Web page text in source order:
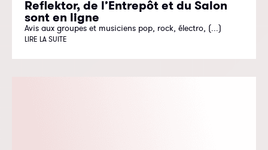
Reflektor, de l’Entrepôt et du Salon
sont en ligne
Avis aux groupes et musiciens pop, rock, électro, (...)
LIRE LA SUITE